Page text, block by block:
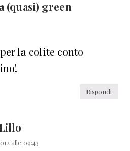
(quasi) green
la colite conto
Rispondi
alle 09:43